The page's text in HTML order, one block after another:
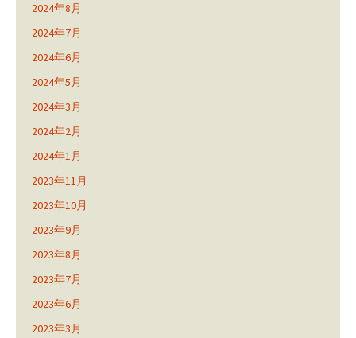
2024年8月
2024年7月
2024年6月
2024年5月
2024年3月
2024年2月
2024年1月
2023年11月
2023年10月
2023年9月
2023年8月
2023年7月
2023年6月
2023年3月